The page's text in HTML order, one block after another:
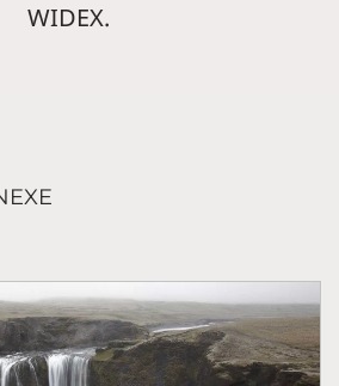
WIDEX.